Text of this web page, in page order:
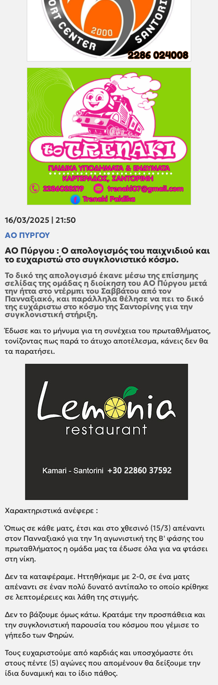
16/03/2025 | 21:50
ΑΟ ΠΥΡΓΟΥ
ΑΟ Πύργου : Ο απολογισμός του παιχνιδιού και
το ευχαριστώ στο συγκλονιστικό κόσμο.
Το δικό της απολογισμό έκανε μέσω της επίσημης
σελίδας της ομάδας η διοίκηση του ΑΟ Πύργου μετά
την ήττα στο ντέρμπι του Σαββάτου από τον
Πανναξιακό, και παράλληλα θέλησε να πει το δικό
της ευχάριστω στο κόσμο της Σαντορίνης για την
συγκλονιστική στήριξη.
Έδωσε και το μήνυμα για τη συνέχεια του πρωταθλήματος,
τονίζοντας πως παρά το άτυχο αποτέλεσμα, κάνεις δεν θα
τα παρατήσει.
Χαρακτηριστικά ανέφερε :
Όπως σε κάθε ματς, έτσι και στο χθεσινό (15/3) απέναντι
στον Πανναξιακό για την 1η αγωνιστική της Β' φάσης του
πρωταθλήματος η ομάδα μας τα έδωσε όλα για να φτάσει
στη νίκη.
Δεν τα καταφέραμε. Ηττηθήκαμε με 2-0, σε ένα ματς
απέναντι σε έναν πολύ δυνατό αντίπαλο το οποίο κρίθηκε
σε λεπτομέρειες και λάθη της στιγμής.
Δεν το βάζουμε όμως κάτω. Κρατάμε την προσπάθεια και
την συγκλονιστική παρουσία του κόσμου που γέμισε το
γήπεδο των Φηρών.
Τους ευχαριστούμε από καρδιάς και υποσχόμαστε ότι
στους πέντε (5) αγώνες που απομένουν θα δείξουμε την
ίδια δυναμική και το ίδιο πάθος.